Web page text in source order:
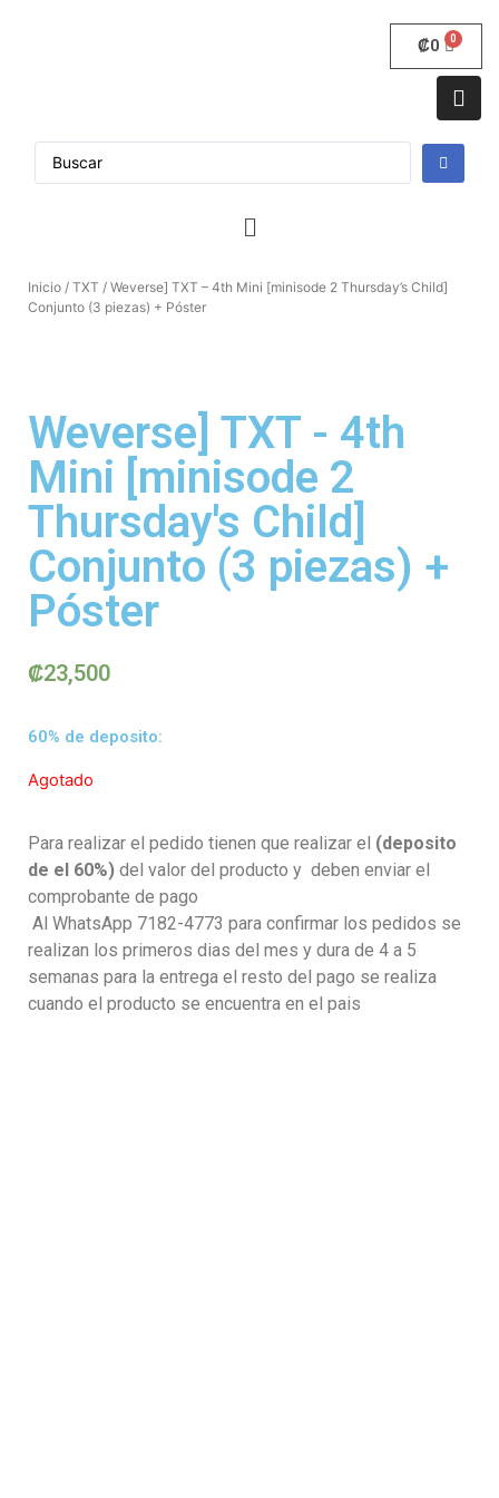
₡0
Inicio / TXT / Weverse] TXT – 4th Mini [minisode 2 Thursday’s Child]
Conjunto (3 piezas) + Póster
Weverse] TXT - 4th
Mini [minisode 2
Thursday's Child]
Conjunto (3 piezas) +
Póster
₡23,500
60% de deposito:
Agotado
Para realizar el pedido tienen que realizar el (deposito
de el 60%) del valor del producto y deben enviar el
comprobante de pago
Al WhatsApp 7182-4773 para confirmar los pedidos se
realizan los primeros dias del mes y dura de 4 a 5
semanas para la entrega el resto del pago se realiza
cuando el producto se encuentra en el pais